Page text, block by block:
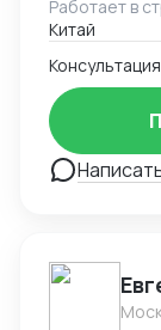
товаров.
Работает в
Китай